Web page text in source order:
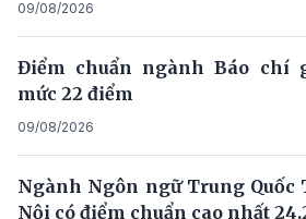
09/08/2026
Điểm chuẩn ngành Báo chí
mức 22 điểm
09/08/2026
Ngành Ngôn ngữ Trung Quốc
Nội có điểm chuẩn cao nhất